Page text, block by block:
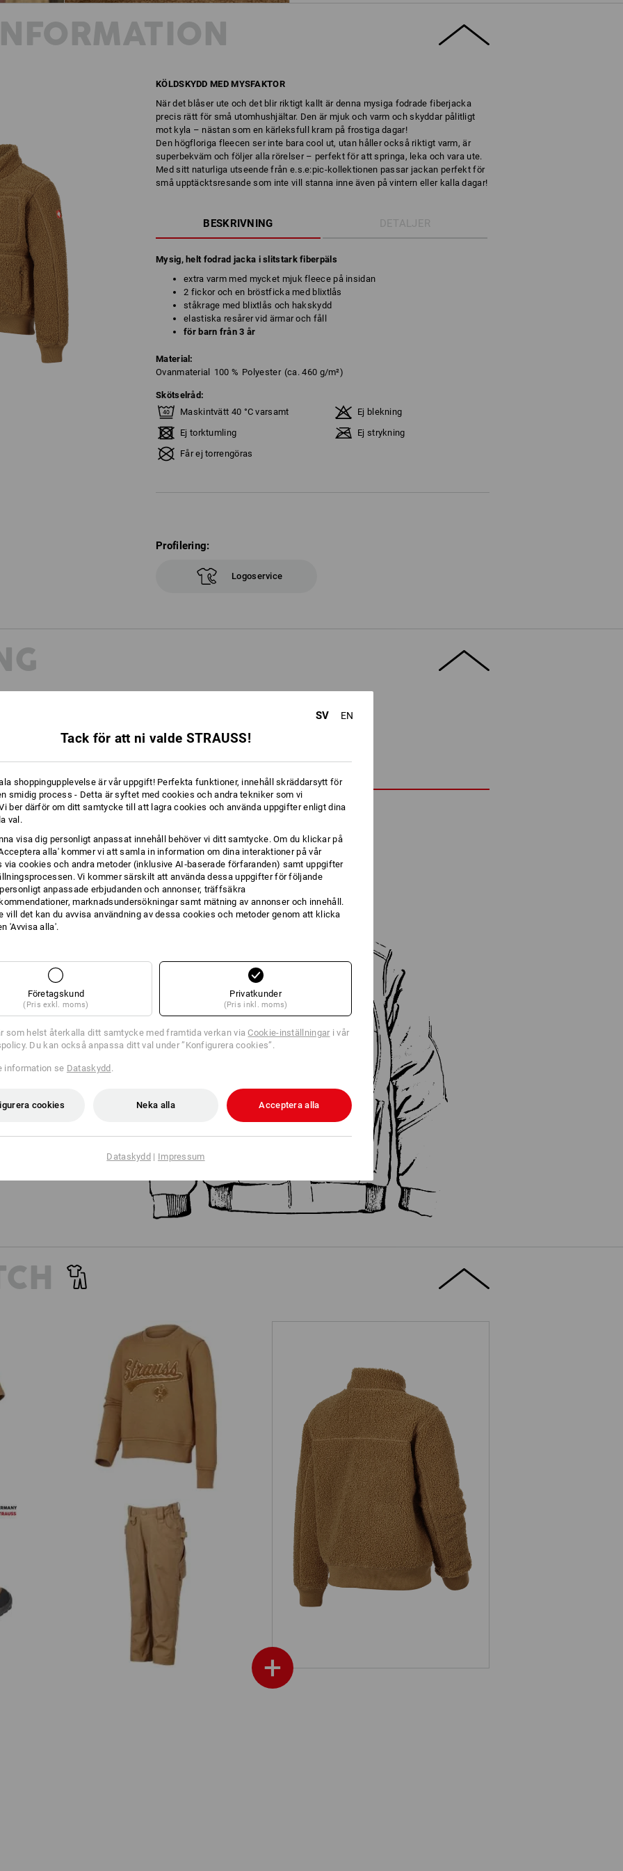
KÖLDSKYDD MED MYSFAKTOR
När det blåser ute och det blir riktigt kallt är denna mysiga fodrade fiberjacka
precis rätt för små utomhushjältar. Den är mjuk och varm och skyddar pålitligt
mot kyla – nästan som en kärleksfull kram på frostiga dagar!
Den högfloriga fleecen ser inte bara cool ut, utan håller också riktigt varm, är
superbekväm och följer alla rörelser – perfekt för att springa, leka och vara ute.
Med sitt naturliga utseende från e.s.e:pic-kollektionen passar jackan perfekt för
små upptäcktsresande som inte vill stanna inne även på vintern eller kalla dagar!
BESKRIVNING DETALJER
Mysig, helt fodrad jacka i slitstark fiberpäls
extra varm med mycket mjuk fleece på insidan
2 fickor och en bröstficka med blixtlås
ståkrage med blixtlås och hakskydd
elastiska resårer vid ärmar och fåll
för barn från 3 år
Material:
Ovanmaterial
100 % Polyester (ca. 460 g/m²)
Skötselråd:
Maskintvätt 40 °C varsamt
Ej blekning
Ej torktumling
Ej strykning
Får ej torrengöras
Profilering:
Logoservice
jackan
resp.
och behov du har.
ut vad som
Fiberpälsjacka e.s.e:pic, barn
+
Sweatshirt e.s.e:pic, barn
Double Front midjebyxa e.s.e:pic
ripstop, barn
SV EN
Tack för att ni valde STRAUSS!
shoppingupplevelse är vår uppgift! Perfekta funktioner, innehåll skräddarsytt för
smidig process - Detta är syftet med cookies och andra tekniker som vi
ber därför om ditt samtycke till att lagra cookies och använda uppgifter enligt dina
val.
visa dig personligt anpassat innehåll behöver vi ditt samtycke. Om du klickar på
alla' kommer vi att samla in information om dina interaktioner på vår
via cookies och andra metoder (inklusive AI‑baserade förfaranden) samt uppgifter
Vi kommer särskilt att använda dessa uppgifter för följande
anpassade erbjudanden och annonser, träffsäkra
marknadsundersökningar samt mätning av annonser och innehåll.
vill det kan du avvisa användning av dessa cookies och metoder genom att klicka
'Avvisa alla'.
Företagskund
(Pris exkl. moms)
Privatkunder
(Pris inkl. moms)
som helst återkalla ditt samtycke med framtida verkan viaCookie-inställningar i vår
Du kan också anpassa ditt val under ”Konfigurera cookies”.
information se Dataskydd.
cookies Neka alla Acceptera alla
Dataskydd | Impressum